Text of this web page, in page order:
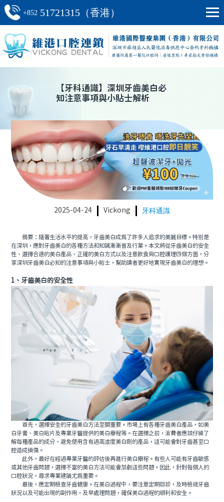
+852 51721315（香港）
【牙科通識】 深圳牙齒美白必
知注意事項與小貼士解析
2025-04-24 Vickong 牙科通識
摘要：隨著生活水平的提高，牙齒美白成為了許多人追求的美麗目標。特別是
在深圳，應對牙齒美白的各種方法和知識漸漸普及行業。本文將從牙齒美白的安全
性、選擇合適的美白產品、正確的美白方式以及注意飲食與口腔護理四個方面，分
享深圳牙齒美白必知的注意事項與小貼士，幫助讀者更好地實現牙齒美白的理想。
1、牙齒美白的安全性
首先，選擇安全的牙齒美白方法至關重要。市場上有各種牙齒美白產品，如美
白牙膏、美白貼片及專業牙醫提供的美白療程等。在選擇之前，消費者應該仔細了
解每種產品的成分，避免使用含有過高濃度美白劑的產品，這可能會對牙齒甚至口
腔造成損傷。
此外，最好在經過專業牙醫的評估後再進行美白療程。有些人可能有牙齒敏感
或其他牙齒問題，選擇不當的美白方法可能會加劇這些問題。因此，針對每個人的
口腔狀況，尋求專業建議尤為重要。
最後，應定期檢查牙齒健康。在美白過程中，要注意定期回診，及時檢視牙齒
狀況以及可能出現的副作用，及早處理問題，確保美白過程的順利和安全。